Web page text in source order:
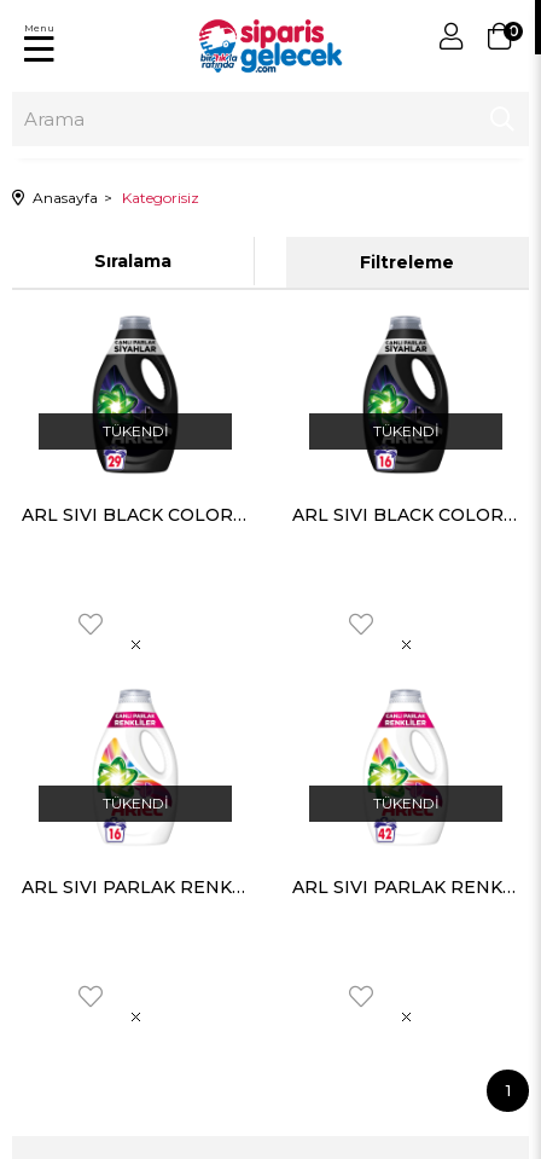
0
Menu
Anasayfa Kategorisiz
Filtreleme
Sıralama
TÜKENDI
ARL SIVI BLACK COLOR 29YIK.-4
TÜKENDI
ARL SIVI BLACK COLOR16YIK.-5
TÜKENDI
ARL SIVI PARLAK RENKLER 16YIK.-5
TÜKENDI
ARL SIVI PARLAK RENKLER 42YIK.-4
1